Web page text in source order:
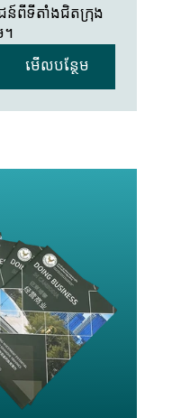
ន៍ពីទីតាំងជិតក្រុង
។
មើលបន្ថែម